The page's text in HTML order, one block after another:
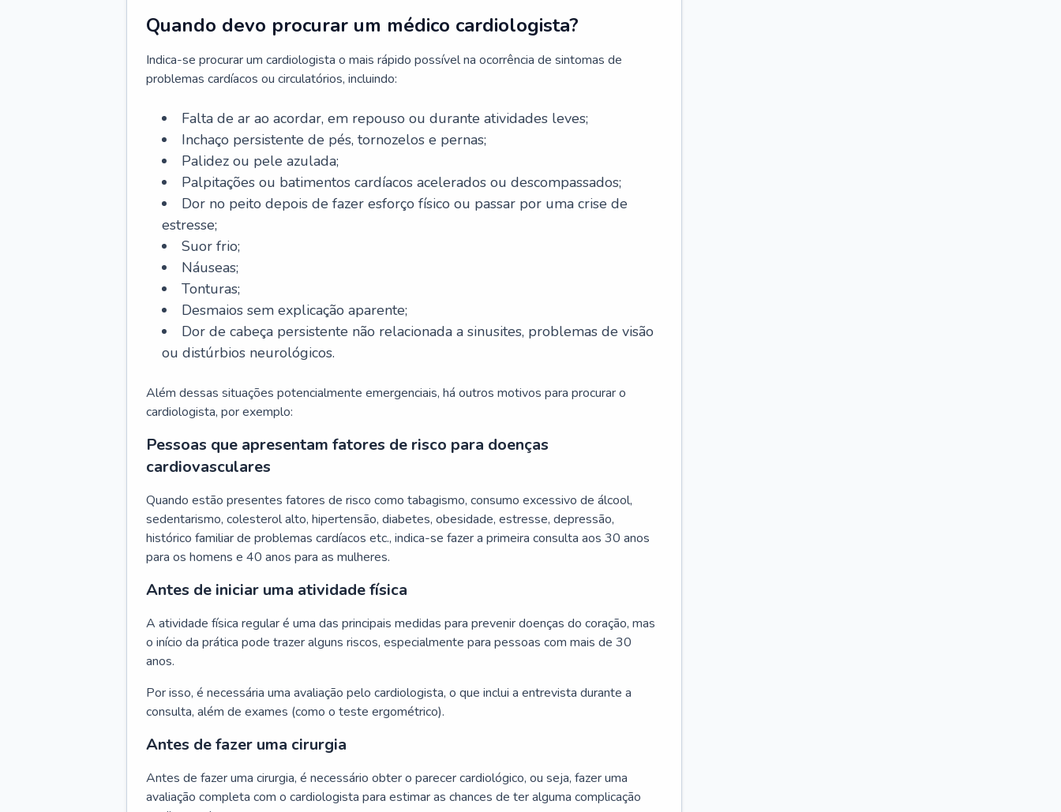
Quando devo procurar um médico cardiologista?
Indica-se procurar um cardiologista o mais rápido possível na ocorrência de sintomas de
problemas cardíacos ou circulatórios, incluindo:
Falta de ar ao acordar, em repouso ou durante atividades leves;
Inchaço persistente de pés, tornozelos e pernas;
Palidez ou pele azulada;
Palpitações ou batimentos cardíacos acelerados ou descompassados;
Dor no peito depois de fazer esforço físico ou passar por uma crise de
estresse;
Suor frio;
Náuseas;
Tonturas;
Desmaios sem explicação aparente;
Dor de cabeça persistente não relacionada a sinusites, problemas de visão
ou distúrbios neurológicos.
Além dessas situações potencialmente emergenciais, há outros motivos para procurar o
cardiologista, por exemplo:
Pessoas que apresentam fatores de risco para doenças
cardiovasculares
Quando estão presentes fatores de risco como tabagismo, consumo excessivo de álcool,
sedentarismo, colesterol alto, hipertensão, diabetes, obesidade, estresse, depressão,
histórico familiar de problemas cardíacos etc., indica-se fazer a primeira consulta aos 30 anos
para os homens e 40 anos para as mulheres.
Antes de iniciar uma atividade física
A atividade física regular é uma das principais medidas para prevenir doenças do coração, mas
o início da prática pode trazer alguns riscos, especialmente para pessoas com mais de 30
anos.
Por isso, é necessária uma avaliação pelo cardiologista, o que inclui a entrevista durante a
consulta, além de exames (como o teste ergométrico).
Antes de fazer uma cirurgia
Antes de fazer uma cirurgia, é necessário obter o parecer cardiológico, ou seja, fazer uma
avaliação completa com o cardiologista para estimar as chances de ter alguma complicação